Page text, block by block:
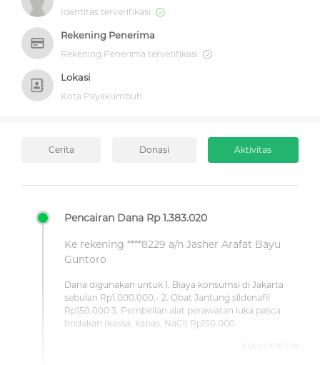
Identitas terverifikasi
Rekening Penerima
Rekening Penerima terverifikasi
Lokasi
Kota Payakumbuh
Cerita Donasi Aktivitas
Pencairan Dana Rp 1.383.020
Ke rekening ****8229 a/n Jasher Arafat Bayu
Guntoro
Dana digunakan untuk 1. Biaya konsumsi di Jakarta
sebulan Rp1.000.000,- 2. Obat Jantung sildenafil
Rp150.000 3. Pembelian alat perawatan luka pasca
tindakan (kassa, kapas, NaCl) Rp150.000
2026-07-10 10:11:00